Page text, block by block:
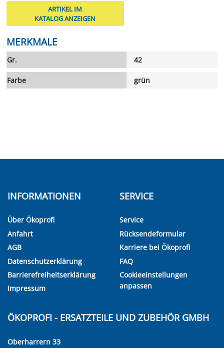
ARTIKEL IM
KATALOG ANZEIGEN
MERKMALE
Gr. 42
Farbe grün
INFORMATIONEN
Über Ökoprofi
Anfahrt
AGB
Datenschutzerklärung
Barrierefreiheitserklärung
Impressum
SERVICE
Service
Rücksendeformular
Karriere bei Ökoprofi
FAQ
Cookieeinstellungen
anpassen
ÖKOPROFI - ERSATZTEILE UND ZUBEHÖR GMBH
Oberharrern 33